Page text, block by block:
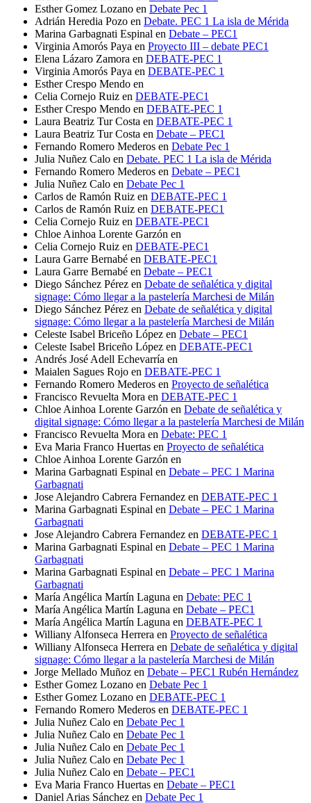
Esther Gomez Lozano en Debate Pec 1
Adrián Heredia Pozo en Debate. PEC 1 La isla de Mérida
Marina Garbagnati Espinal en Debate – PEC1
Virginia Amorós Paya en Proyecto III – debate PEC1
Elena Lázaro Zamora en DEBATE-PEC 1
Virginia Amorós Paya en DEBATE-PEC 1
Esther Crespo Mendo en
Celia Cornejo Ruiz en DEBATE-PEC1
Esther Crespo Mendo en DEBATE-PEC 1
Laura Beatriz Tur Costa en DEBATE-PEC 1
Laura Beatriz Tur Costa en Debate – PEC1
Fernando Romero Mederos en Debate Pec 1
Julia Nuñez Calo en Debate. PEC 1 La isla de Mérida
Fernando Romero Mederos en Debate – PEC1
Julia Nuñez Calo en Debate Pec 1
Carlos de Ramón Ruiz en DEBATE-PEC 1
Carlos de Ramón Ruiz en DEBATE-PEC1
Celia Cornejo Ruiz en DEBATE-PEC1
Chloe Ainhoa Lorente Garzón en
Celia Cornejo Ruiz en DEBATE-PEC1
Laura Garre Bernabé en DEBATE-PEC1
Laura Garre Bernabé en Debate – PEC1
Diego Sánchez Pérez en Debate de señalética y digital
signage: Cómo llegar a la pastelería Marchesi de Milán
Diego Sánchez Pérez en Debate de señalética y digital
signage: Cómo llegar a la pastelería Marchesi de Milán
Celeste Isabel Briceño López en Debate – PEC1
Celeste Isabel Briceño López en DEBATE-PEC1
Andrés José Adell Echevarría en
Maialen Sagues Rojo en DEBATE-PEC 1
Fernando Romero Mederos en Proyecto de señalética
Francisco Revuelta Mora en DEBATE-PEC 1
Chloe Ainhoa Lorente Garzón en Debate de señalética y
digital signage: Cómo llegar a la pastelería Marchesi de Milán
Francisco Revuelta Mora en Debate: PEC 1
Eva Maria Franco Huertas en Proyecto de señalética
Chloe Ainhoa Lorente Garzón en
Marina Garbagnati Espinal en Debate – PEC 1 Marina
Garbagnati
Jose Alejandro Cabrera Fernandez en DEBATE-PEC 1
Marina Garbagnati Espinal en Debate – PEC 1 Marina
Garbagnati
Jose Alejandro Cabrera Fernandez en DEBATE-PEC 1
Marina Garbagnati Espinal en Debate – PEC 1 Marina
Garbagnati
Marina Garbagnati Espinal en Debate – PEC 1 Marina
Garbagnati
María Angélica Martín Laguna en Debate: PEC 1
María Angélica Martín Laguna en Debate – PEC1
María Angélica Martín Laguna en DEBATE-PEC 1
Williany Alfonseca Herrera en Proyecto de señalética
Williany Alfonseca Herrera en Debate de señalética y digital
signage: Cómo llegar a la pastelería Marchesi de Milán
Jorge Mellado Muñoz en Debate – PEC1 Rubén Hernández
Esther Gomez Lozano en Debate Pec 1
Esther Gomez Lozano en DEBATE-PEC 1
Fernando Romero Mederos en DEBATE-PEC 1
Julia Nuñez Calo en Debate Pec 1
Julia Nuñez Calo en Debate Pec 1
Julia Nuñez Calo en Debate Pec 1
Julia Nuñez Calo en Debate Pec 1
Julia Nuñez Calo en Debate – PEC1
Eva Maria Franco Huertas en Debate – PEC1
Daniel Arias Sánchez en Debate Pec 1